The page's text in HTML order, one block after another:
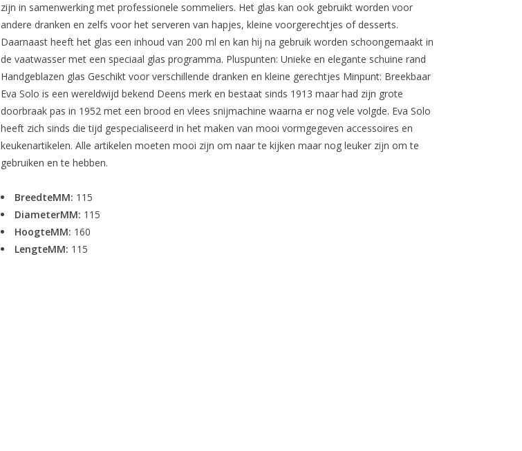
zijn in samenwerking met professionele sommeliers. Het glas kan ook gebruikt worden voor
andere dranken en zelfs voor het serveren van hapjes, kleine voorgerechtjes of desserts.
Daarnaast heeft het glas een inhoud van 200 ml en kan hij na gebruik worden schoongemaakt in
de vaatwasser met een speciaal glas programma. Pluspunten: Unieke en elegante schuine rand
Handgeblazen glas Geschikt voor verschillende dranken en kleine gerechtjes Minpunt: Breekbaar
Eva Solo is een wereldwijd bekend Deens merk en bestaat sinds 1913 maar had zijn grote
doorbraak pas in 1952 met een brood en vlees snijmachine waarna er nog vele volgde. Eva Solo
heeft zich sinds die tijd gespecialiseerd in het maken van mooi vormgegeven accessoires en
keukenartikelen. Alle artikelen moeten mooi zijn om naar te kijken maar nog leuker zijn om te
gebruiken en te hebben.
BreedteMM: 115
DiameterMM: 115
HoogteMM: 160
LengteMM: 115